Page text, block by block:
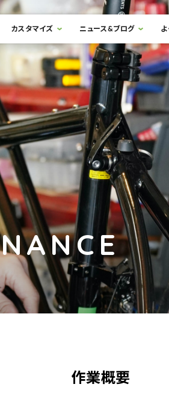
カスタマイズ ニュース&ブログ
作業概要